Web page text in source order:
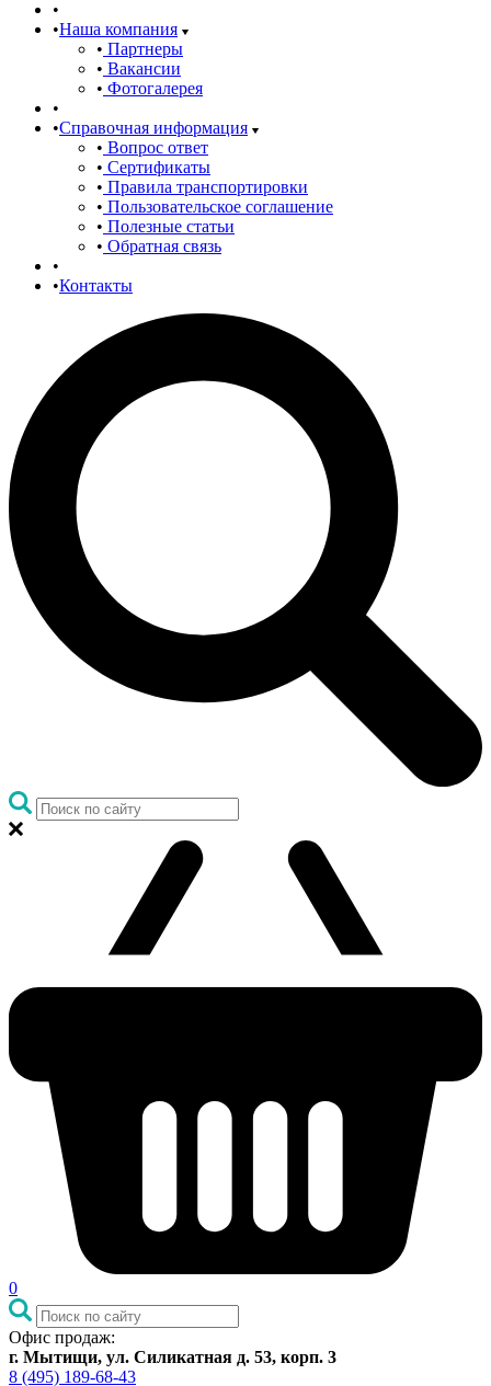
Наша компания
Партнеры
Вакансии
Фотогалерея
Справочная информация
Вопрос ответ
Сертификаты
Правила транспортировки
Пользовательское соглашение
Полезные статьи
Обратная связь
Контакты
0
Офис продаж:
г. Мытищи, ул. Силикатная д. 53, корп. 3
8 (495) 189-68-43